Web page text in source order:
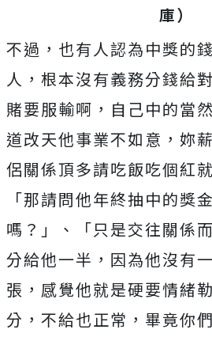
庫）
不過，也有人認為中獎的
人，根本沒有義務分錢給
賭要服輸啊，自己中的當
道改天他事業不如意，妳
侶關係頂多請吃飯吃個紅
「那請問他年終抽中的獎
嗎？」、「只是交往關係
分給他一半，因為他沒有
張，感覺他就是硬要情緒
分，不給也正常，畢竟你